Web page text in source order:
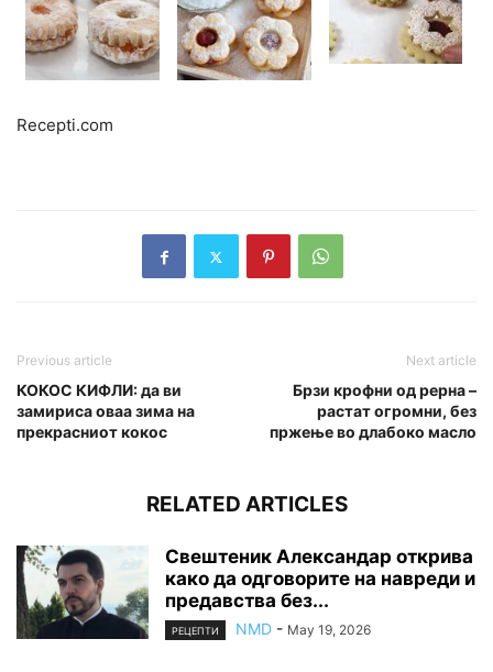
Recepti.com
Previous article
КОКОС КИФЛИ: да ви
замириса оваа зима на
прекрасниот кокос
Next article
Брзи крофни од рерна –
растат огромни, без
пржење во длабоко масло
RELATED ARTICLES
Свештеник Александар открива
како да одговорите на навреди и
предавства без...
РЕЦЕПТИ NMD - May 19, 2026